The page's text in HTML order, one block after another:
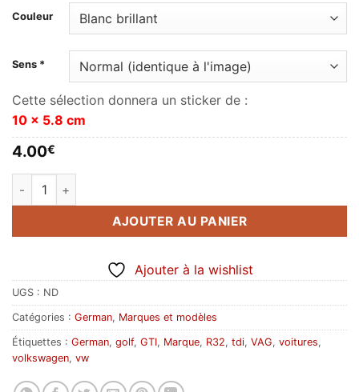
Couleur
Sens *
Cette sélection donnera un sticker de :
10 x 5.8 cm
4.00€
quantité de Volkswagen Golf MK4
AJOUTER AU PANIER
Ajouter à la wishlist
UGS : ND
Catégories : German, Marques et modèles
Étiquettes : German, golf, GTI, Marque, R32, tdi, VAG, voitures,
volkswagen, vw